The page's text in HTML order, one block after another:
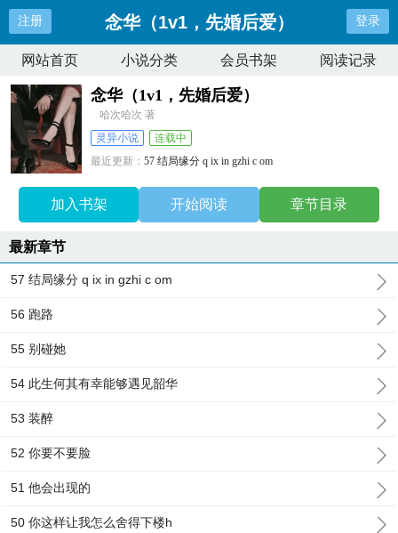
注册 念华（1v1，先婚后爱） 登录
网站首页 小说分类 会员书架 阅读记录
念华（1v1，先婚后爱）
哈次哈次 著
灵异小说
连载中
最近更新：57 结局缘分 q ix in gzhi c om
加入书架 开始阅读 章节目录
最新章节
57 结局缘分 q ix in gzhi c om
56 跑路
55 别碰她
54 此生何其有幸能够遇见韶华
53 装醉
52 你要不要脸
51 他会出现的
50 你这样让我怎么舍得下楼h